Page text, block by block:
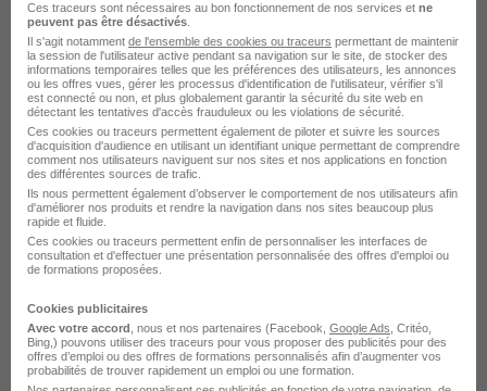
Le Recrutement chez Terrena dans le
domaine Production
Terrena Conducteur de ligne
Terrena Conducteur d'installation
Terrena Ordonnanceur
Terrena Coordinateur de production
Terrena Technicien chaudronnerie
Terrena Responsable de production
Voir plus
Ces traceurs sont nécessaires au bon fonctionnement de nos services et ne
peuvent pas être désactivés
Il s'agit notamment de l'ensemble des cookies ou traceurs permettant de maintenir
la session de l'utilisateur active pendant sa navigation sur le site, de stocker des
informations temporaires telles que les préférences des utilisateurs, les annonces
ou les offres vues, gérer les processus d'identification de l'utilisateur, vérifier s'il
est connecté ou non, et plus globalement garantir la sécurité du site web en
détectant les tentatives d'accès frauduleux ou les violations de sécurité.
Ces cookies ou traceurs permettent également de piloter et suivre les sources
d'acquisition d'audience en utilisant un identifiant unique permettant de comprendre
comment nos utilisateurs naviguent sur nos sites et nos applications en fonction
des différentes sources de trafic.
Ils nous permettent également d’observer le comportement de nos utilisateurs afin
d'améliorer nos produits et rendre la navigation dans nos sites beaucoup plus
rapide et fluide.
Ces cookies ou traceurs permettent enfin de personnaliser les interfaces de
consultation et d'effectuer une présentation personnalisée des offres d'emploi ou
de formations proposées.
Cookies publicitaires
Avec votre accord , nous et nos partenaires (Facebook, Google Ads , Critéo,
Bing,) pouvons utiliser des traceurs pour vous proposer des publicités pour des
offres d’emploi ou des offres de formations personnalisés afin d’augmenter vos
probabilités de trouver rapidement un emploi ou une formation.